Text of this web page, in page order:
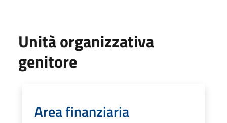
Unità organizzativa
genitore
Area finanziaria